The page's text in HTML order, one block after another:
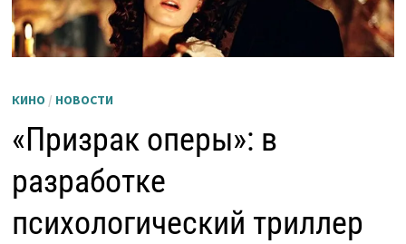
КИНО / НОВОСТИ
«Призрак оперы»: в
разработке
психологический триллер